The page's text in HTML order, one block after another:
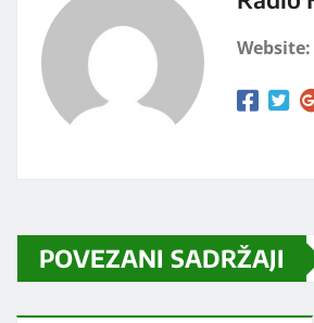
Website:
POVEZANI SADRŽAJI